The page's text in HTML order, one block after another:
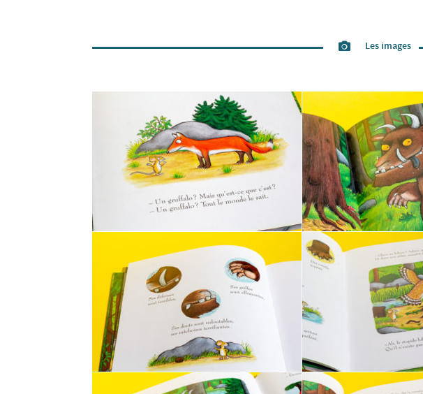
Les images